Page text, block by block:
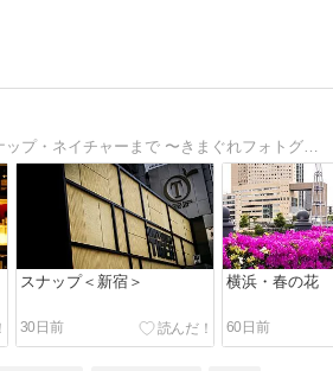
ポートレートからスナップ・ネイチャーまで 〜きまぐれフォトグラファーのきままなブログへようこそ〜
スナップ＜新宿＞
30日前
横浜・春の花
60日前